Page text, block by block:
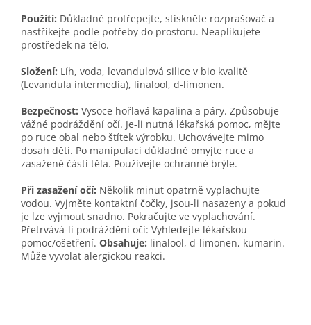
Použití: Důkladně protřepejte, stiskněte rozprašovač a
nastříkejte podle potřeby do prostoru. Neaplikujete
prostředek na tělo.
Složení: Líh, voda, levandulová silice v bio kvalitě
(Levandula intermedia), linalool, d-limonen.
Bezpečnost: Vysoce hořlavá kapalina a páry. Způsobuje
vážné podráždění očí. Je-li nutná lékařská pomoc, mějte
po ruce obal nebo štítek výrobku. Uchovávejte mimo
dosah dětí. Po manipulaci důkladně omyjte ruce a
zasažené části těla. Používejte ochranné brýle.
Při zasažení očí: Několik minut opatrně vyplachujte
vodou. Vyjměte kontaktní čočky, jsou-li nasazeny a pokud
je lze vyjmout snadno. Pokračujte ve vyplachování.
Přetrvává-li podráždění očí: Vyhledejte lékařskou
pomoc/ošetření. Obsahuje: linalool, d-limonen, kumarin.
Může vyvolat alergickou reakci.